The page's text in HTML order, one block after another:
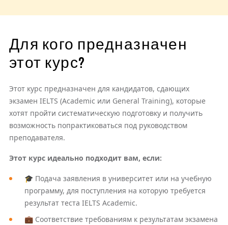
Для кого предназначен
этот курс?
Этот курс предназначен для кандидатов, сдающих
экзамен IELTS (Academic или General Training), которые
хотят пройти систематическую подготовку и получить
возможность попрактиковаться под руководством
преподавателя.
Этот курс идеально подходит вам, если:
🎓 Подача заявления в университет или на учебную
программу, для поступления на которую требуется
результат теста IELTS Academic.
💼 Соответствие требованиям к результатам экзамена